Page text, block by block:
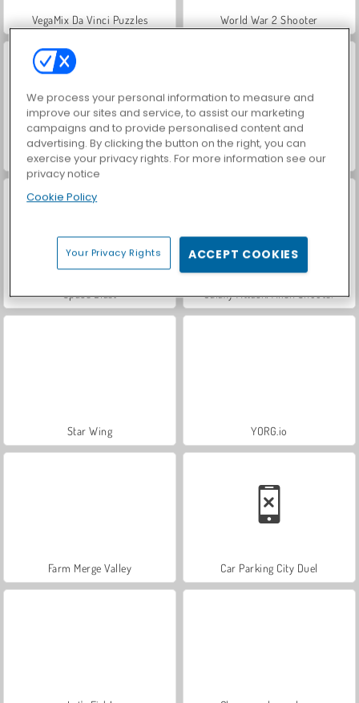
VegaMix Da Vinci Puzzles World War 2 Shooter
Hidden Object: Street of Secrets ASMR Makeover & Makeup Studio
Space Blast Galaxy Attack: Alien Shooter
Star Wing YORG.io
Farm Merge Valley Car Parking City Duel
We process your personal information to measure and
improve our sites and service, to assist our marketing
campaigns and to provide personalised content and
advertising. By clicking the button on the right, you can
exercise your privacy rights. For more information see our
privacy notice
Cookie Policy
Your Privacy Rights ACCEPT COOKIES